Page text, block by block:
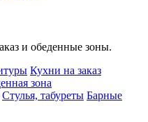
и обеденные зоны.
Кухни на заказ
зона
Стулья, табуреты Барные